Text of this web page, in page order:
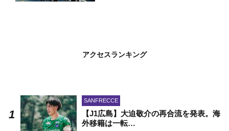
アクセスランキング
SANFRECCE
【J1広島】大迫敬介の再合流を発表。海
外移籍は一転…